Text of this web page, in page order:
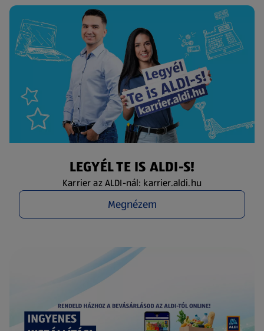
LEGYÉL TE IS ALDI-S!
Karrier az ALDI-nál: karrier.aldi.hu
Megnézem